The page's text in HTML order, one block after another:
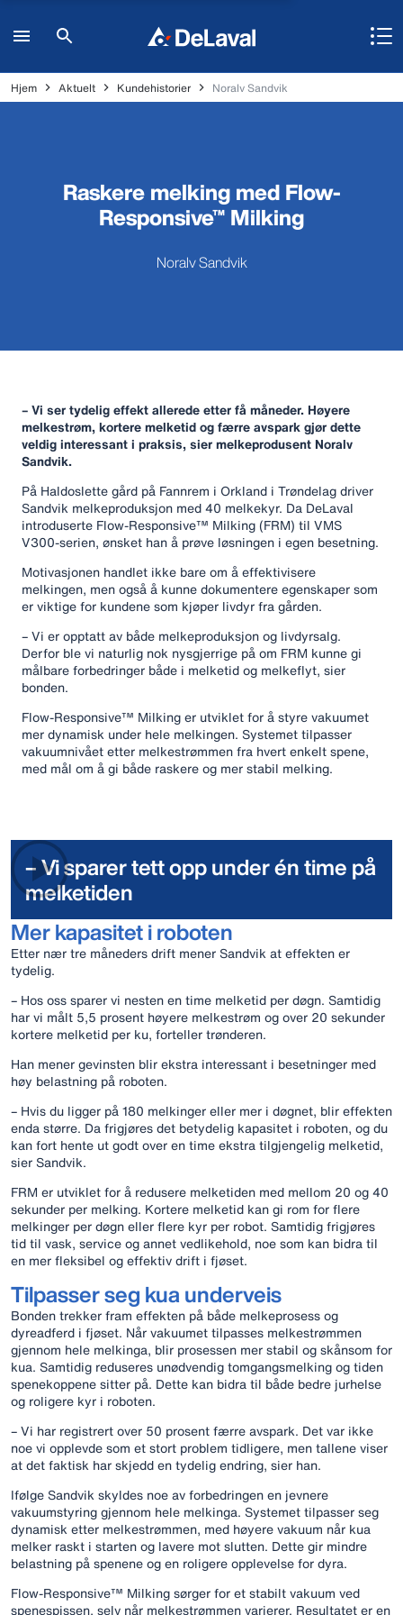
Hjem Aktuelt Kundehistorier Noralv Sandvik
Raskere melking med Flow-
Responsive™ Milking
Noralv Sandvik
– Vi ser tydelig effekt allerede etter få måneder. Høyere
melkestrøm, kortere melketid og færre avspark gjør dette
veldig interessant i praksis, sier melkeprodusent Noralv
Sandvik.
På Haldoslette gård på Fannrem i Orkland i Trøndelag driver
Sandvik melkeproduksjon med 40 melkekyr. Da DeLaval
introduserte Flow-Responsive™ Milking (FRM) til VMS
V300-serien, ønsket han å prøve løsningen i egen besetning.
Motivasjonen handlet ikke bare om å effektivisere
melkingen, men også å kunne dokumentere egenskaper som
er viktige for kundene som kjøper livdyr fra gården.
– Vi er opptatt av både melkeproduksjon og livdyrsalg.
Derfor ble vi naturlig nok nysgjerrige på om FRM kunne gi
målbare forbedringer både i melketid og melkeflyt, sier
bonden.
Flow-Responsive™ Milking er utviklet for å styre vakuumet
mer dynamisk under hele melkingen. Systemet tilpasser
vakuumnivået etter melkestrømmen fra hvert enkelt spene,
med mål om å gi både raskere og mer stabil melking.
– Vi sparer tett opp under én time på
melketiden
Mer kapasitet i roboten
Etter nær tre måneders drift mener Sandvik at effekten er
tydelig.
– Hos oss sparer vi nesten en time melketid per døgn. Samtidig
har vi målt 5,5 prosent høyere melkestrøm og over 20 sekunder
kortere melketid per ku, forteller trønderen.
Han mener gevinsten blir ekstra interessant i besetninger med
høy belastning på roboten.
– Hvis du ligger på 180 melkinger eller mer i døgnet, blir effekten
enda større. Da frigjøres det betydelig kapasitet i roboten, og du
kan fort hente ut godt over en time ekstra tilgjengelig melketid,
sier Sandvik.
FRM er utviklet for å redusere melketiden med mellom 20 og 40
sekunder per melking. Kortere melketid kan gi rom for flere
melkinger per døgn eller flere kyr per robot. Samtidig frigjøres
tid til vask, service og annet vedlikehold, noe som kan bidra til
en mer fleksibel og effektiv drift i fjøset.
Tilpasser seg kua underveis
Bonden trekker fram effekten på både melkeprosess og
dyreadferd i fjøset. Når vakuumet tilpasses melkestrømmen
gjennom hele melkinga, blir prosessen mer stabil og skånsom for
kua. Samtidig reduseres unødvendig tomgangsmelking og tiden
spenekoppene sitter på. Dette kan bidra til både bedre jurhelse
og roligere kyr i roboten.
– Vi har registrert over 50 prosent færre avspark. Det var ikke
noe vi opplevde som et stort problem tidligere, men tallene viser
at det faktisk har skjedd en tydelig endring, sier han.
Ifølge Sandvik skyldes noe av forbedringen en jevnere
vakuumstyring gjennom hele melkinga. Systemet tilpasser seg
dynamisk etter melkestrømmen, med høyere vakuum når kua
melker raskt i starten og lavere mot slutten. Dette gir mindre
belastning på spenene og en roligere opplevelse for dyra.
Flow-Responsive™ Milking sørger for et stabilt vakuum ved
spenespissen, selv når melkestrømmen varierer. Resultatet er en